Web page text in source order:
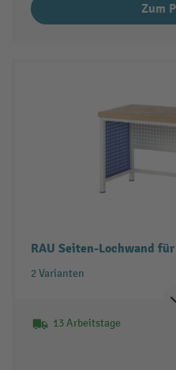
Zum
RAU Seiten-Lochwand
2 Varianten
13 Arbeitstage